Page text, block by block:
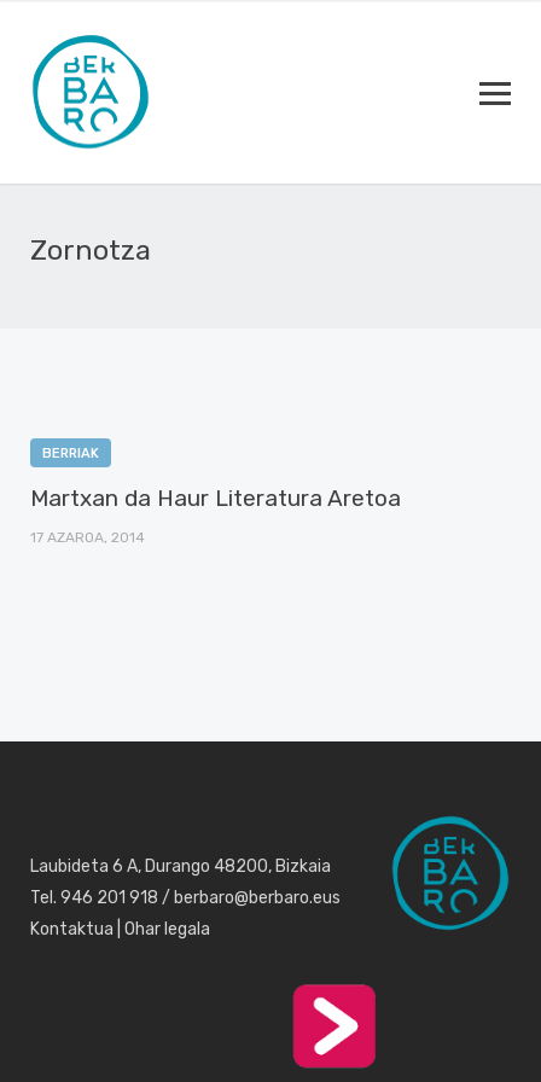
Zornotza
BERRIAK
Martxan da Haur Literatura Aretoa
17 AZAROA, 2014
Laubideta 6 A, Durango 48200, Bizkaia
Tel. 946 201 918 / berbaro@berbaro.eus
Kontaktua Ohar legala